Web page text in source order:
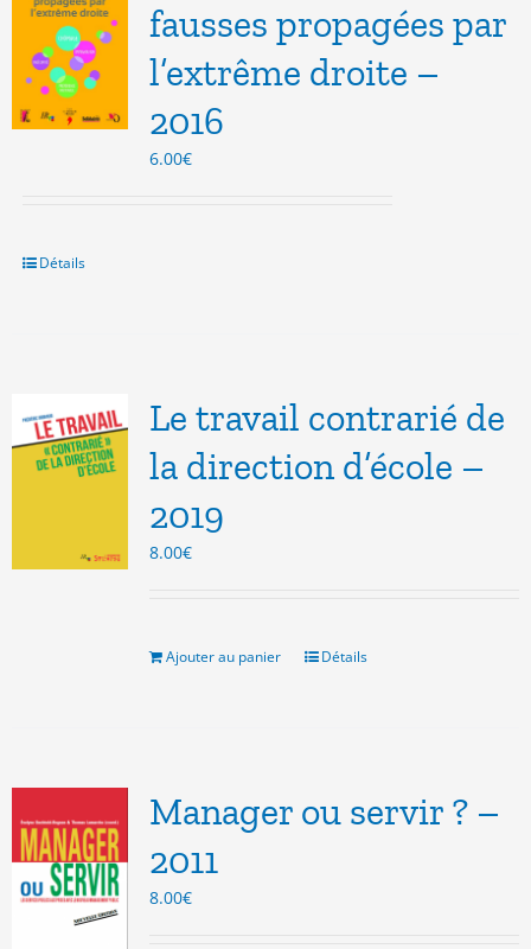
fausses propagées par
l’extrême droite –
2016
6.00€
Détails
Le travail contrarié de
la direction d’école –
2019
8.00€
Ajouter au panier Détails
Manager ou servir ? –
2011
8.00€